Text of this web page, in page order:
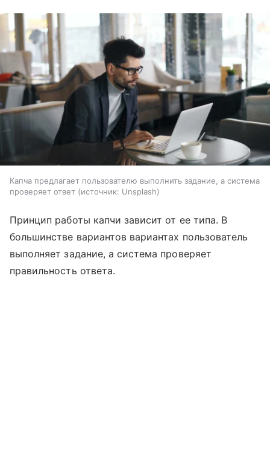
Капча предлагает пользователю выполнить задание, а система
проверяет ответ
источник: Unsplash
Принцип работы капчи зависит от ее типа. В
большинстве вариантов вариантах пользователь
выполняет задание, а система проверяет
правильность ответа.